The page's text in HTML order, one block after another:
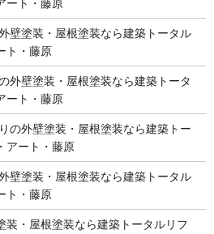
ート・藤原
壁塗装・屋根塗装なら建築トータル
ト・藤原
外壁塗装・屋根塗装なら建築トータ
ート・藤原
の外壁塗装・屋根塗装なら建築トー
アート・藤原
壁塗装・屋根塗装なら建築トータル
ト・藤原
装・屋根塗装なら建築トータルリフ